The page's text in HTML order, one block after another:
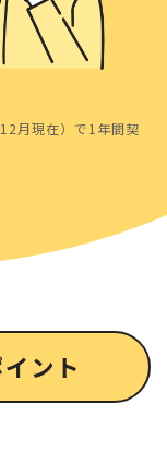
月現在）で1年間契
ント